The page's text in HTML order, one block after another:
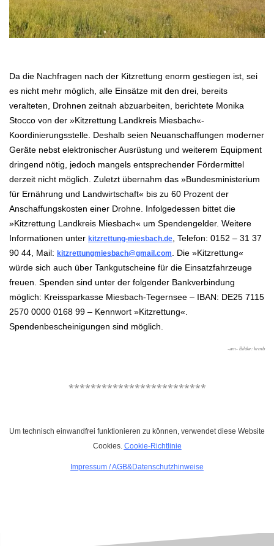
Da die Nachfragen nach der Kitzrettung enorm gestiegen ist, sei
es nicht mehr möglich, alle Einsätze mit den drei, bereits
veralteten, Drohnen zeitnah abzuarbeiten, berichtete Monika
Stocco von der »Kitzrettung Landkreis Miesbach«-
Koordinierungsstelle. Deshalb seien Neuanschaffungen moderner
Geräte nebst elektronischer Ausrüstung und weiterem Equipment
dringend nötig, jedoch mangels entsprechender Fördermittel
derzeit nicht möglich. Zuletzt übernahm das »Bundesministerium
für Ernährung und Landwirtschaft« bis zu 60 Prozent der
Anschaffungskosten einer Drohne. Infolgedessen bittet die
»Kitzrettung Landkreis Miesbach« um Spendengelder. Weitere
Informationen unter kitzrettung-miesbach.de, Telefon: 0152 – 31 37
90 44, Mail: kitzrettungmiesbach@gmail.com. Die »Kitzrettung«
würde sich auch über Tankgutscheine für die Einsatzfahrzeuge
freuen. Spenden sind unter der folgender Bankverbindung
möglich: Kreissparkasse Miesbach-Tegernsee – IBAN: DE25 7115
2570 0000 0168 99 – Kennwort »Kitzrettung«.
Spendenbescheinigungen sind möglich.
-am- Bilder: krmb
*************************
Um technisch einwandfrei funktionieren zu können, verwendet diese Website
Cookies. Cookie-Richtlinie
Impressum /AGB&Datenschutzhinweise